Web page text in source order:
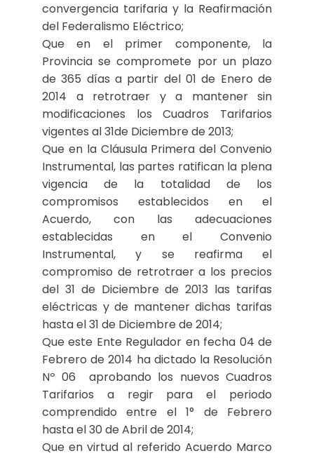
convergencia tarifaria y la Reafirmación
del Federalismo Eléctrico;
Que en el primer componente, la
Provincia se compromete por un plazo
de 365 días a partir del 01 de Enero de
2014 a retrotraer y a mantener sin
modificaciones los Cuadros Tarifarios
vigentes al 31de Diciembre de 2013;
Que en la Cláusula Primera del Convenio
Instrumental, las partes ratifican la plena
vigencia de la totalidad de los
compromisos establecidos en el
Acuerdo, con las adecuaciones
establecidas en el Convenio
Instrumental, y se reafirma el
compromiso de retrotraer a los precios
del 31 de Diciembre de 2013 las tarifas
eléctricas y de mantener dichas tarifas
hasta el 31 de Diciembre de 2014;
Que este Ente Regulador en fecha 04 de
Febrero de 2014 ha dictado la Resolución
Nº 06 aprobando los nuevos Cuadros
Tarifarios a regir para el periodo
comprendido entre el 1° de Febrero
hasta el 30 de Abril de 2014;
Que en virtud al referido Acuerdo Marco